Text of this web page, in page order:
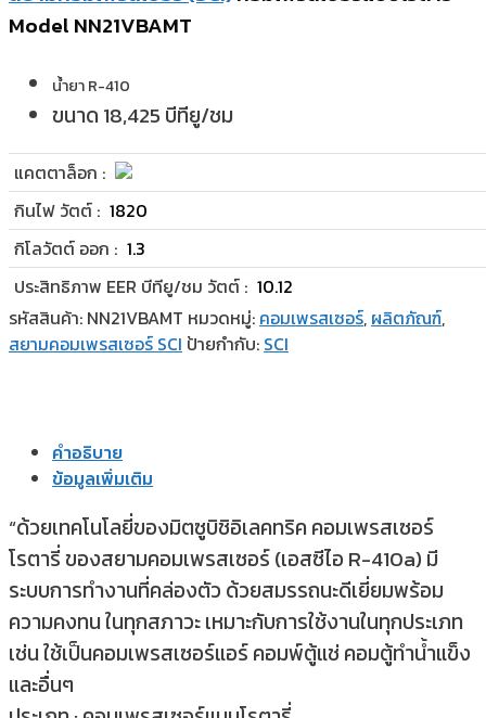
Model NN21VBAMT
น้ำยา R-410
ขนาด 18,425 บีทียู/ชม
แคตตาล็อก :
กินไฟ วัตต์ : 1820
กิโลวัตต์ ออก : 1.3
ประสิทธิภาพ EER บีทียู/ชม วัตต์ : 10.12
รหัสสินค้า: NN21VBAMT หมวดหมู่: คอมเพรสเซอร์, ผลิตภัณฑ์,
สยามคอมเพรสเซอร์ SCI ป้ายกำกับ: SCI
คำอธิบาย
ข้อมูลเพิ่มเติม
“ด้วยเทคโนโลยี่ของมิตซูบิชิอิเลคทริค คอมเพรสเซอร์
โรตารี่ ของสยามคอมเพรสเซอร์ (เอสซีไอ R-410a) มี
ระบบการทำงานที่คล่องตัว ด้วยสมรรถนะดีเยี่ยมพร้อม
ความคงทน ในทุกสภาวะ เหมาะกับการใช้งานในทุกประเภท
เช่น ใช้เป็นคอมเพรสเซอร์แอร์ คอมพ์ตู้แช่ คอมตู้ทำน้ำแข็ง
และอื่นๆ